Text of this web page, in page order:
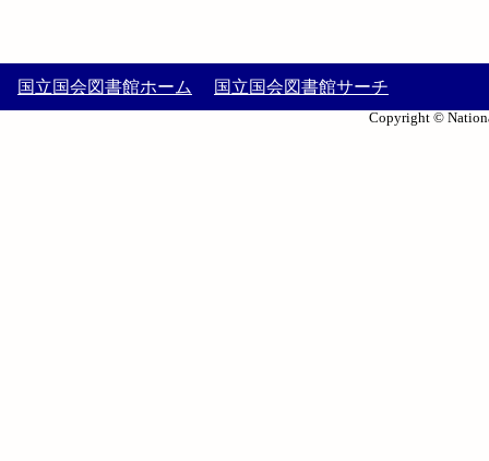
国立国会図書館ホーム 国立国会図書館サーチ
Copyright ©